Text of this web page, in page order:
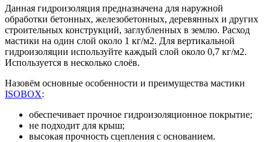
Данная гидроизоляция предназначена для наружной
обработки бетонных, железобетонных, деревянных и других
строительных конструкций, заглубленных в землю. Расход
мастики на один слой около 1 кг/м2. Для вертикальной
гидроизоляции используйте каждый слой около 0,7 кг/м2.
Используется в несколько слоёв.
Назовём основные особенности и преимущества мастики
ISOBOX:
обеспечивает прочное гидроизоляционное покрытие;
не подходит для крыш;
высокая прочность сцепления с основанием.